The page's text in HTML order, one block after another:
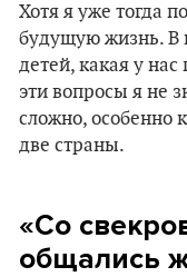
Хотя я уже тогда
будущую жизнь. В
детей, какая у нас
эти вопросы я не
сложно, особенно
две страны.
«Со
общались